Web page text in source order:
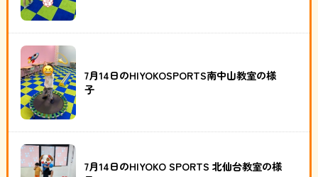
7月14日のHIYOKOSPORTS南中山教室の様
子
7月14日のHIYOKO SPORTS 北仙台教室の様